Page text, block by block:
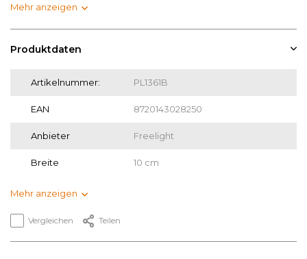
Mehr anzeigen
Produktdaten
Artikelnummer: PL1361B
EAN 8720143028250
Anbieter Freelight
Breite 10 cm
Mehr anzeigen
Vergleichen Teilen